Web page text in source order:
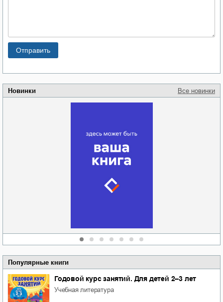
Новинки Все новинки
Популярные книги
Годовой курс занятий. Для детей 2–3 лет
учебная литература